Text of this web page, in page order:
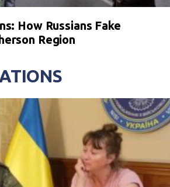
How Russians Fake
Region